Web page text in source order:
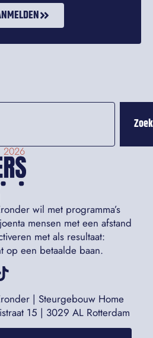
wil met programma’s
mensen met een afstand
met als resultaat:
op een betaalde baan.
| Steurgebouw Home
15 | 3029 AL Rotterdam